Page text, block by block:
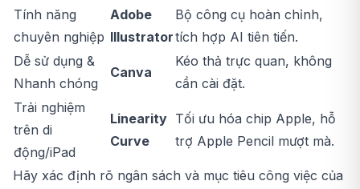
Tính năng
chuyên nghiệp
Adobe
Illustrator
Bộ công cụ hoàn chỉnh,
tích hợp AI tiên tiến.
Dễ sử dụng &
Nhanh chóng
Canva
Kéo thả trực quan, không
cần cài đặt.
Trải nghiệm
trên di
động/iPad
Linearity
Curve
Tối ưu hóa chip Apple, hỗ
trợ Apple Pencil mượt mà.
Hãy xác định rõ ngân sách và mục tiêu công việc của